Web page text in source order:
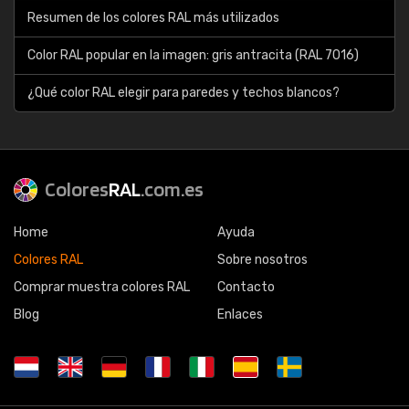
Resumen de los colores RAL más utilizados
Color RAL popular en la imagen: gris antracita (RAL 7016)
¿Qué color RAL elegir para paredes y techos blancos?
ColoresRAL.com.es
Home
Colores RAL
Comprar muestra colores RAL
Blog
Ayuda
Sobre nosotros
Contacto
Enlaces